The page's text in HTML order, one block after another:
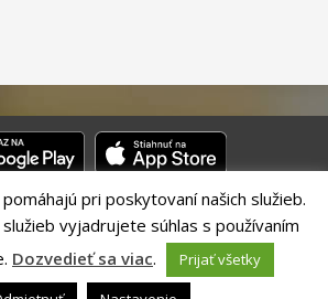
prevádzkovateľ – MVI Technology sk,
Mesto Banská Bystrica, Československej
Bystrica,webmaster@banskabystrica.sk
pri poskytovaní našich služieb.
služieb vyjadrujete súhlas s používaním
Dozvedieť sa viac.
Prijať všetky